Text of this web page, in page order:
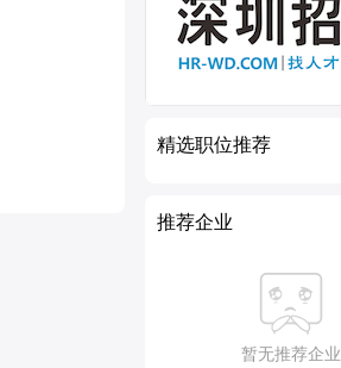
精选职位推荐
推荐企业
暂无推荐企业